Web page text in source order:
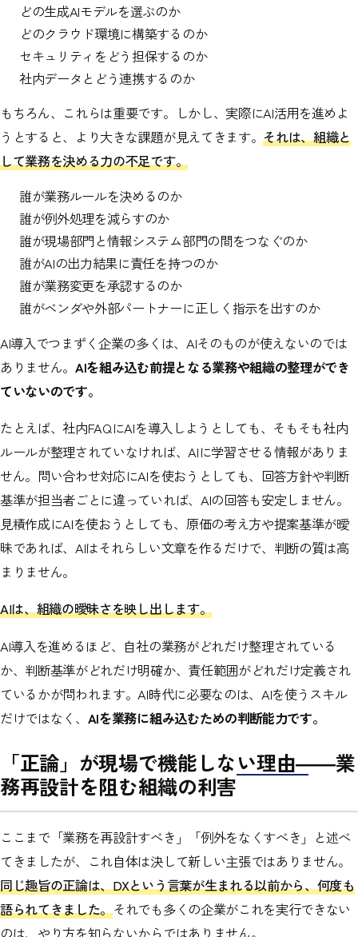
どの生成AIモデルを選ぶのか
どのクラウド環境に構築するのか
セキュリティをどう担保するのか
社内データとどう連携するのか
もちろん、これらは重要です。しかし、実際にAI活用を進めよ
うとすると、より大きな課題が見えてきます。それは、組織と
して業務を決める力の不足です。
誰が業務ルールを決めるのか
誰が例外処理を減らすのか
誰が現場部門と情報システム部門の間をつなぐのか
誰がAIの出力結果に責任を持つのか
誰が業務変更を承認するのか
誰がベンダや外部パートナーに正しく指示を出すのか
AI導入でつまずく企業の多くは、AIそのものが使えないのでは
ありません。AIを組み込む前提となる業務や組織の整理ができ
ていないのです。
たとえば、社内FAQにAIを導入しようとしても、そもそも社内
ルールが整理されていなければ、AIに学習させる情報がありま
せん。問い合わせ対応にAIを使おうとしても、回答方針や判断
基準が担当者ごとに違っていれば、AIの回答も安定しません。
見積作成にAIを使おうとしても、原価の考え方や提案基準が曖
昧であれば、AIはそれらしい文章を作るだけで、判断の質は高
まりません。
AIは、組織の曖昧さを映し出します。
AI導入を進めるほど、自社の業務がどれだけ整理されている
か、判断基準がどれだけ明確か、責任範囲がどれだけ定義され
ているかが問われます。AI時代に必要なのは、AIを使うスキル
だけではなく、 AIを業務に組み込むための判断能力です。
「正論」が現場で機能しない理由――業
務再設計を阻む組織の利害
ここまで「業務を再設計すべき」「例外をなくすべき」と述べ
てきましたが、これ自体は決して新しい主張ではありません。
同じ趣旨の正論は、DXという言葉が生まれる以前から、何度も
語られてきました。それでも多くの企業がこれを実行できない
のは、やり方を知らないからではありません。